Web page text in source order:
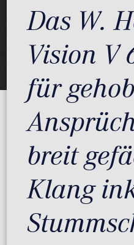
Das W.
Vision V
für
breit
Klang